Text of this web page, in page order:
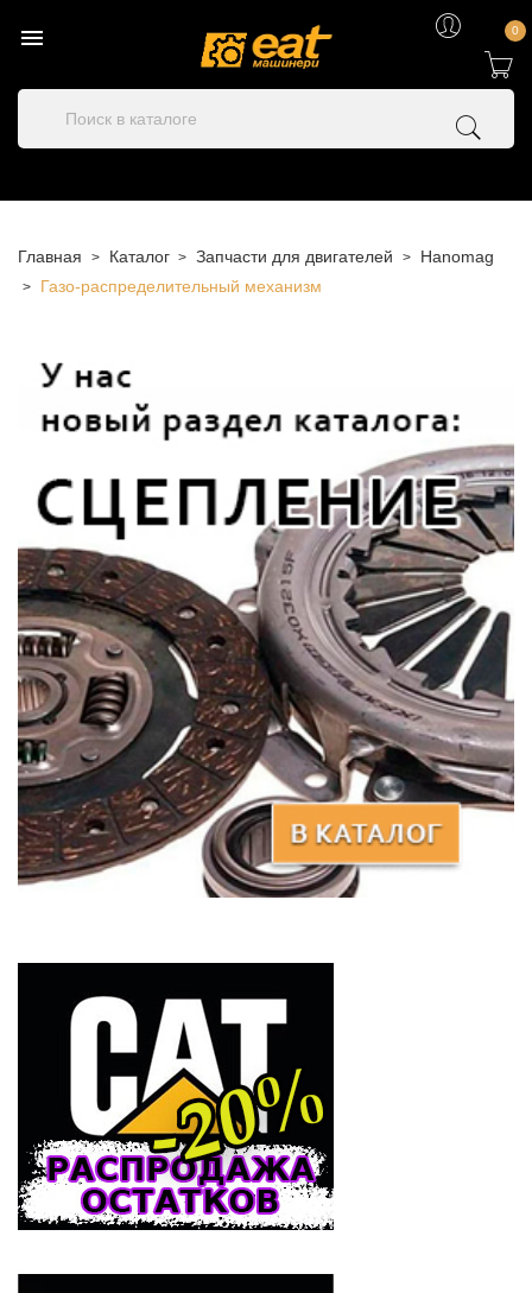
 0
Главная Каталог Запчасти для двигателей
Hanomag
Газо-распределительный механизм